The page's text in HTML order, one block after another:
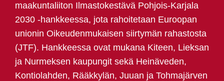
maakuntaliiton Ilmastokestävä Pohjois-Karjala
2030 -hankkeessa, jota rahoitetaan Euroopan
unionin Oikeudenmukaisen siirtymän rahastosta
(JTF). Hankkeessa ovat mukana Kiteen, Lieksan
ja Nurmeksen kaupungit sekä Heinäveden,
Kontiolahden, Rääkkylän, Juuan ja Tohmajärven